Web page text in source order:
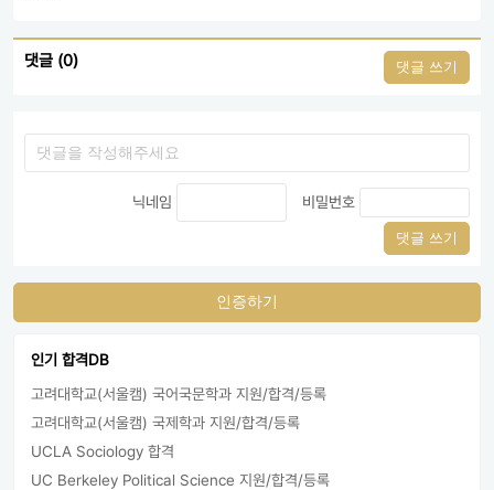
댓글 (0) 댓글 쓰기
닉네임 비밀번호
댓글 쓰기
인증하기
인기 합격DB
고려대학교(서울캠) 국어국문학과 지원/합격/등록
고려대학교(서울캠) 국제학과 지원/합격/등록
UCLA Sociology 합격
UC Berkeley Political Science 지원/합격/등록